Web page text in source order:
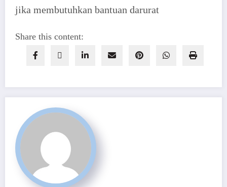
jika membutuhkan bantuan darurat
Share this content: